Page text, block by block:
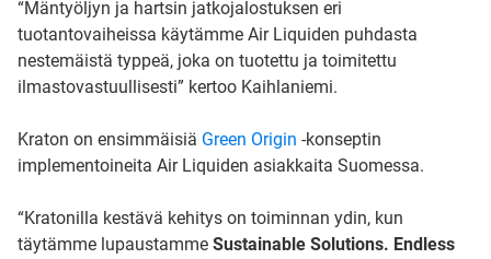
“Mäntyöljyn ja hartsin jatkojalostuksen eri
tuotantovaiheissa käytämme Air Liquiden puhdasta
nestemäistä typpeä, joka on tuotettu ja toimitettu
ilmastovastuullisesti” kertoo Kaihlaniemi.
Kraton on ensimmäisiä Green Origin -konseptin
implementoineita Air Liquiden asiakkaita Suomessa.
“Kratonilla kestävä kehitys on toiminnan ydin, kun
täytämme lupaustamme Sustainable Solutions. Endless